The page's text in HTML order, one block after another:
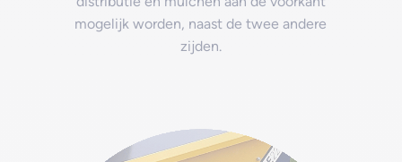
mogelijk worden, naast de twee andere
zijden.